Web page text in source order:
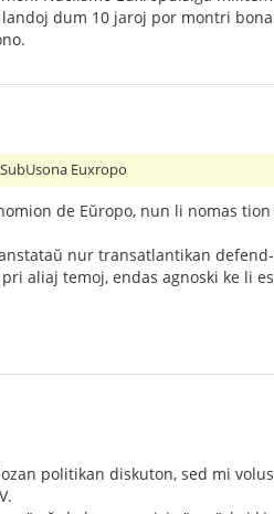
dum 10 jaroj por montri
Euxropo
de Eŭropo, nun li nomas
nur transatlantikan
aliaj temoj, endas agnoski ke li
politikan diskuton, sed mi